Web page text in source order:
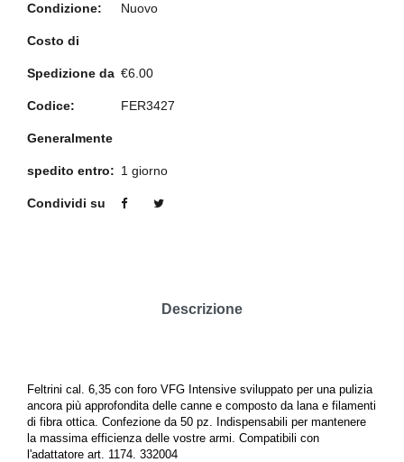
Condizione: Nuovo
Costo di
Spedizione da €6.00
Codice: FER3427
Generalmente
spedito entro: 1 giorno
Condividi su
Descrizione
Feltrini cal. 6,35 con foro VFG Intensive sviluppato per una pulizia
ancora più approfondita delle canne e composto da lana e filamenti
di fibra ottica. Confezione da 50 pz. Indispensabili per mantenere
la massima efficienza delle vostre armi. Compatibili con
l'adattatore art. 1174. 332004